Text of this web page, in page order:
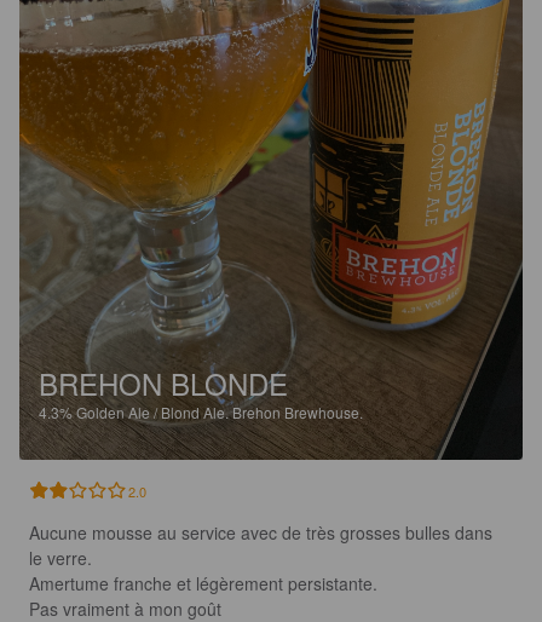
BREHON BLONDE
4.3%Golden Ale / Blond Ale.Brehon Brewhouse.
2.0
Aucune mousse au service avec de très grosses bulles dans
le verre.
Amertume franche et légèrement persistante.
Pas vraiment à mon goût